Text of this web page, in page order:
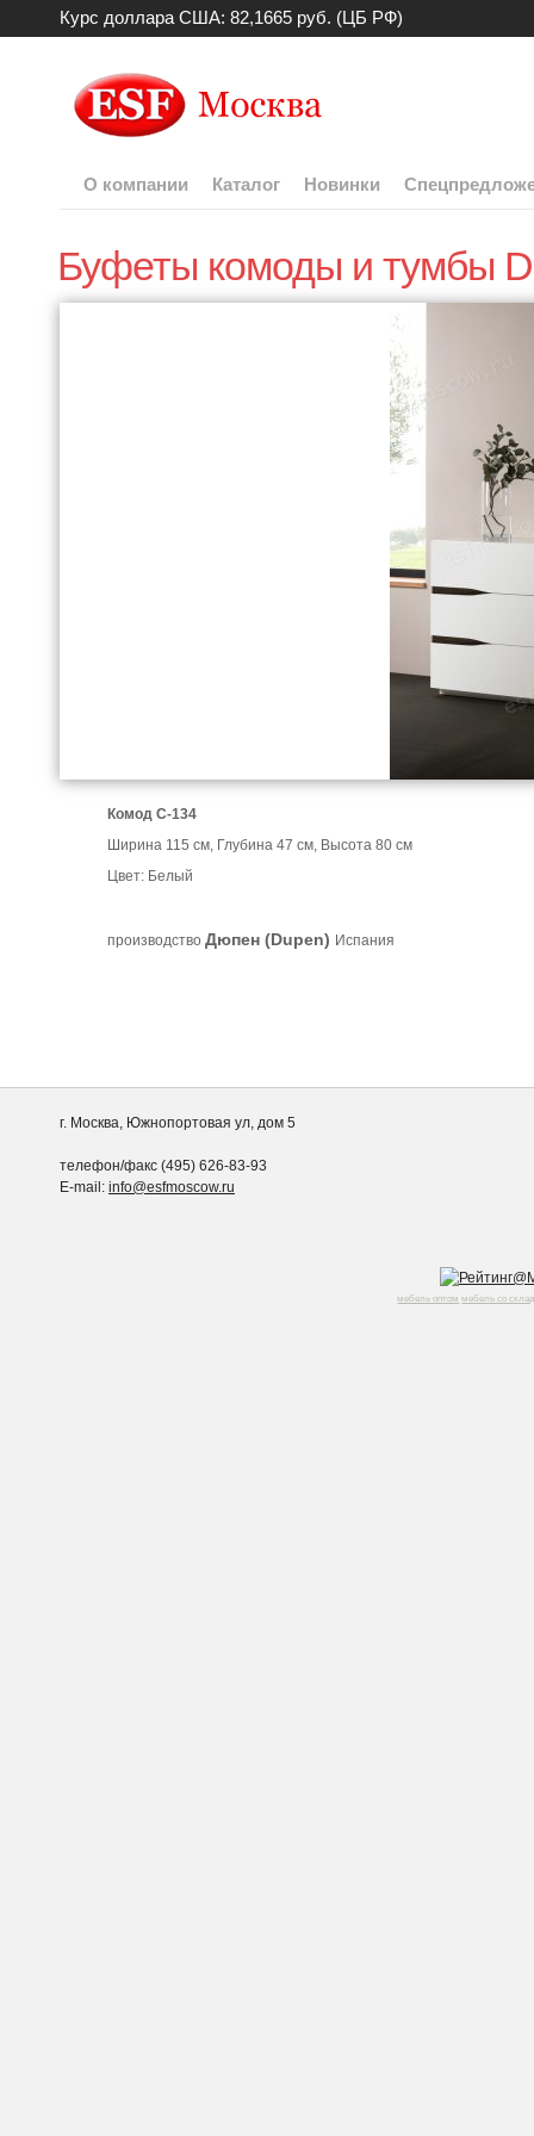
Курс доллара США: 82,1665 руб. (ЦБ РФ)
О компании Каталог Новинки
Буфеты комоды и тумбы
Комод С-134
Ширина 115 см, Глубина 47 см, Высота 80 см
Цвет: Белый
производство Дюпен (Dupen) Испания
г. Москва, Южнопортовая ул, дом 5
телефон/факс (495) 626-83-93
E-mail: info@esfmoscow.ru
мебель оптом мебель со